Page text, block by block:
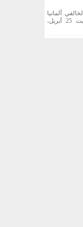
ألمانيا
احتضنت مدينة راتينغن الألمانية، يوم السبت 25 أبريل،